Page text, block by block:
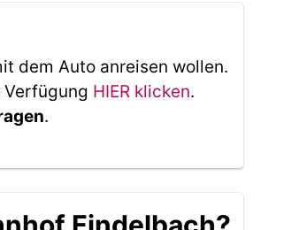
dem Auto anreisen wollen.
HIER klicken.
.